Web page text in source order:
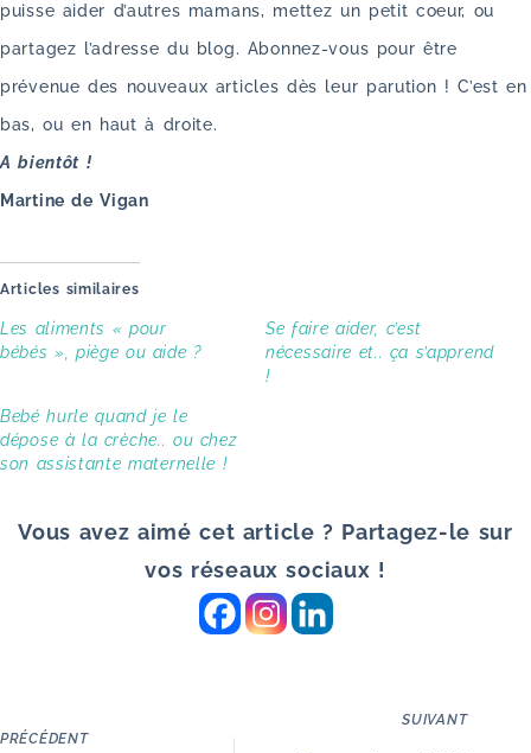
puisse aider d’autres mamans, mettez un petit coeur, ou
partagez l’adresse du blog. Abonnez-vous pour être
prévenue des nouveaux articles dès leur parution ! C’est en
bas, ou en haut à droite.
A bientôt !
Martine de Vigan
Articles similaires
Les aliments « pour
bébés », piège ou aide ?
Se faire aider, c’est
nécessaire et.. ça s’apprend
!
Bebé hurle quand je le
dépose à la crèche.. ou chez
son assistante maternelle !
Vous avez aimé cet article ? Partagez-le sur
vos réseaux sociaux !
PRÉCÉDENT
SUIVANT